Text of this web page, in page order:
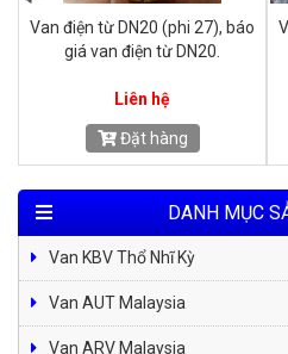
Van điện từ DN50 (phi 60). báo
giá van điện từ DN50.
Liên hệ
Đặt hàng
DANH MỤC
Van KBV Thổ Nhĩ Kỳ
Van AUT Malaysia
Van ARV Malaysia